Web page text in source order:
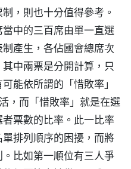
，則也十分值得參考。
中的三百席由單一直選
產生，各佔國會總席次
中兩票是分開計算，只
能依所謂的「惜敗率」
，而「惜敗率」就是在選
票數的比率。此一比率
排列順序的困擾，而將
比如第一順位有三人爭